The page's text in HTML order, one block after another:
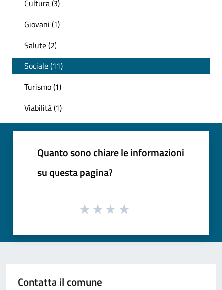
Cultura (3)
Giovani (1)
Salute (2)
Sociale (11)
Turismo (1)
Viabilità (1)
Quanto sono chiare le informazioni
su questa pagina?
Contatta il comune